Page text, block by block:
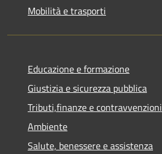
Mobilità e trasporti
Educazione e formazione
Giustizia e sicurezza pubblica
Tributi,finanze e contravvenzioni
Ambiente
Salute, benessere e assistenza